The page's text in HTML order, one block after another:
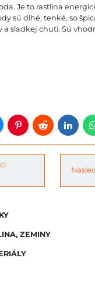
Je to rastlina
sú dlhé, tenké, so
a sladkej chuti. Sú
PinterestReddit
ZEMINY